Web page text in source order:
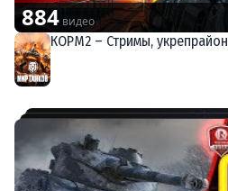
884 видео
КОРМ2 – Стримы,